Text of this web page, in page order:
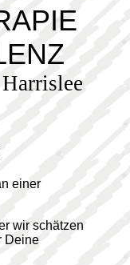
einer
wir schätzen
Deine